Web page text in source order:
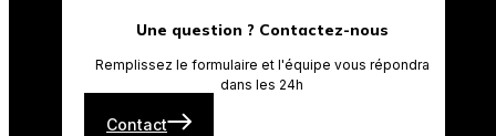
Une question ? Contactez-nous
Remplissez le formulaire et l'équipe vous répondra
dans les 24h
Contact